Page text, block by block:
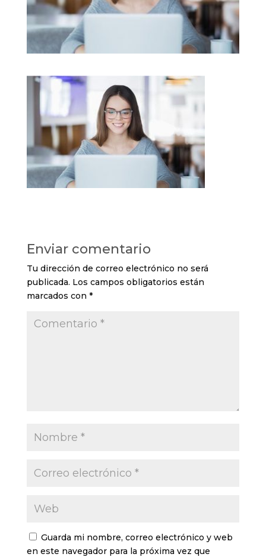
Enviar comentario
Tu dirección de correo electrónico no será
publicada. Los campos obligatorios están
marcados con *
Guarda mi nombre, correo electrónico y web
en este navegador para la próxima vez que